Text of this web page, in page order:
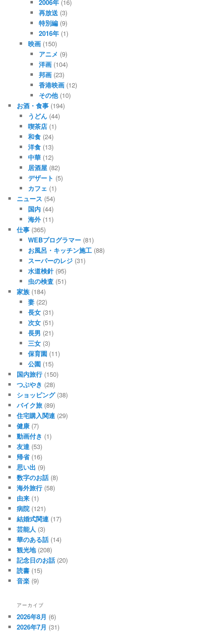
2006年 (16)
再放送 (3)
特別編 (9)
2016年 (1)
映画(150)
アニメ (9)
洋画 (104)
邦画 (23)
香港映画 (12)
その他(10)
お酒・食事 (194)
うどん(44)
喫茶店(1)
和食(24)
洋食(13)
中華(12)
居酒屋(82)
デザート (5)
カフェ (1)
ニュース (54)
国内(44)
海外(11)
仕事 (365)
WEBプログラマー(81)
お風呂・キッチン施工(88)
スーパーのレジ(31)
水道検針(95)
虫の検査(51)
家族 (184)
妻(22)
長女(31)
次女(51)
長男 (21)
三女(3)
保育園(11)
公園(15)
国内旅行 (150)
つぶやき (28)
ショッピング(38)
バイク旅 (89)
住宅購入関連 (29)
健康 (7)
動画付き (1)
友達 (53)
帰省(16)
思い出 (9)
数字のお話 (8)
海外旅行 (58)
由来 (1)
病院 (121)
結婚式関連 (17)
芸能人 (3)
華のある話 (14)
観光地(208)
記念日のお話 (20)
読書 (15)
音楽 (9)
アーカイブ
2026年8月 (6)
2026年7月 (31)